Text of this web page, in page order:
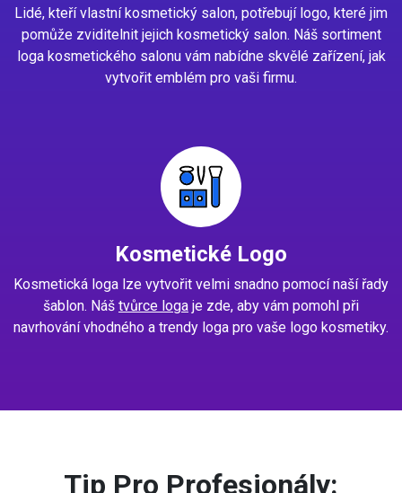
Lidé, kteří vlastní kosmetický salon, potřebují logo, které jim
pomůže zviditelnit jejich kosmetický salon. Náš sortiment
loga kosmetického salonu vám nabídne skvělé zařízení, jak
vytvořit emblém pro vaši firmu.
Kosmetické Logo
Kosmetická loga lze vytvořit velmi snadno pomocí naší řady
šablon. Náš tvůrce loga je zde, aby vám pomohl při
navrhování vhodného a trendy loga pro vaše logo kosmetiky.
Tip Pro Profesionály: